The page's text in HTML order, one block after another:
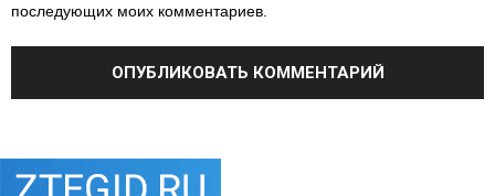
последующих моих комментариев.